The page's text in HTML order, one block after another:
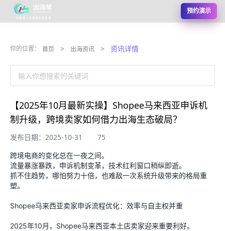
预约演示
你的位置： 首页 > 出海资讯 > 资讯详情
输入你想搜索的关键词
【2025年10月最新实操】Shopee马来西亚申诉机
制升级，跨境卖家如何借力出海生态破局？
发布日期：2025-10-31 75
跨境电商的变化总在一夜之间。
流量暴涨暴跌，申诉机制变革，技术红利窗口稍纵即逝。
抓不住趋势，哪怕努力十倍，也难敌一次系统升级带来的格局重
塑。
Shopee马来西亚卖家申诉流程优化：效率与自主权并重
2025年10月，Shopee马来西亚本土店卖家迎来重要利好。